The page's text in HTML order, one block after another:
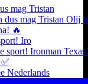
mag Tristan
Iro
Nederlands